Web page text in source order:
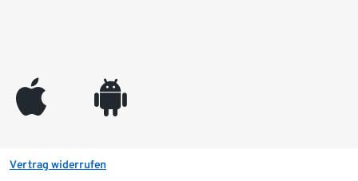
appleinc android
Vertrag widerrufen